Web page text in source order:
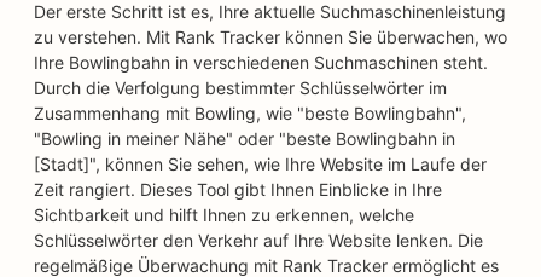
Der erste Schritt ist es, Ihre aktuelle Suchmaschinenleistung
zu verstehen. Mit Rank Tracker können Sie überwachen, wo
Ihre Bowlingbahn in verschiedenen Suchmaschinen steht.
Durch die Verfolgung bestimmter Schlüsselwörter im
Zusammenhang mit Bowling, wie "beste Bowlingbahn",
"Bowling in meiner Nähe" oder "beste Bowlingbahn in
[Stadt]", können Sie sehen, wie Ihre Website im Laufe der
Zeit rangiert. Dieses Tool gibt Ihnen Einblicke in Ihre
Sichtbarkeit und hilft Ihnen zu erkennen, welche
Schlüsselwörter den Verkehr auf Ihre Website lenken. Die
regelmäßige Überwachung mit Rank Tracker ermöglicht es